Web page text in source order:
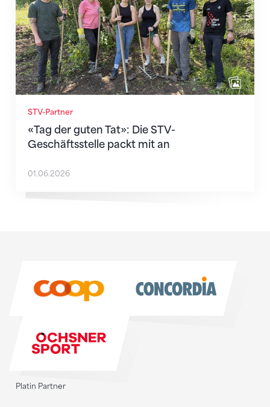
STV-Partner
«Tag der guten Tat»: Die STV-
Geschäftsstelle packt mit an
01.06.2026
Platin Partner